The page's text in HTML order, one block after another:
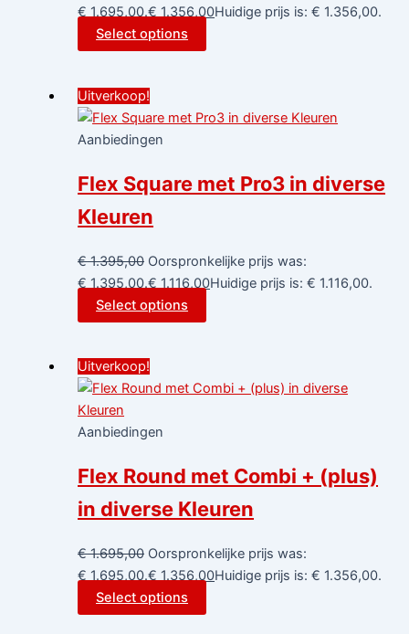
€ 1.695,00.€ 1.356,00Huidige prijs is: € 1.356,00.
Select options
Uitverkoop!
Aanbiedingen
Flex Square met Pro3 in diverse
Kleuren
€1.395,00 Oorspronkelijke prijs was:
€ 1.395,00.€ 1.116,00Huidige prijs is: € 1.116,00.
Select options
Uitverkoop!
Aanbiedingen
Flex Round met Combi + (plus)
in diverse Kleuren
€1.695,00 Oorspronkelijke prijs was:
€ 1.695,00.€ 1.356,00Huidige prijs is: € 1.356,00.
Select options